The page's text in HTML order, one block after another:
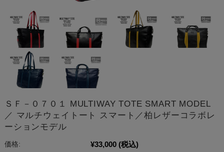
ＳＦ－０７０１ MULTIWAY TOTE SMART MODEL
／ マルチウェイトート スマート／柏レザーコラボレ
ーションモデル
価格: ¥33,000 (税込)